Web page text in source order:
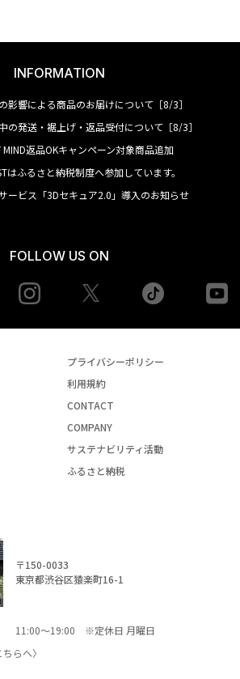
INFORMATION
影響による商品のお届けについて［8/3］
の発送・裾上げ・返品受付について［8/3］
MIND返品OKキャンペーン対象商品追加
はふるさと納税制度へ参加しています。
ービス「3Dセキュア2.0」導入のお知らせ
FOLLOW US ON
Instagram tiktok
プライバシーポリシー
利用規約
CONTACT
COMPANY
サステナビリティ活動
ふるさと納税
〒150-0033
東京都渋谷区猿楽町16-1
11:00～19:00 ※定休日 月曜日
ちらへ〉